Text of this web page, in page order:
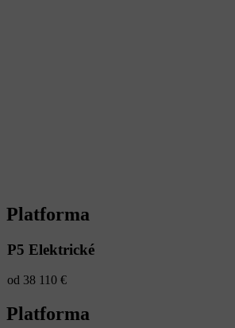
Platforma
P5 Elektrické
od 38 110 €
Platforma